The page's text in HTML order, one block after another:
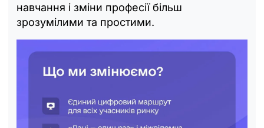
навчання і зміни професії більш
зрозумілими та простими.